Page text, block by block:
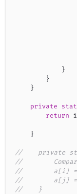
}
}
}
private
return i
}
//    private
//
//        a[i]
//        a[j]
//    }